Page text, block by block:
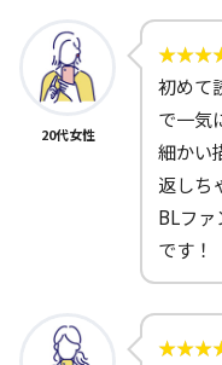
20代女性
初めて
で一気
細かい
返しち
BLフ
です！